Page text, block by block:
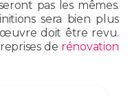
pas les mêmes.
sera bien plus
doit être revu.
de rénovation